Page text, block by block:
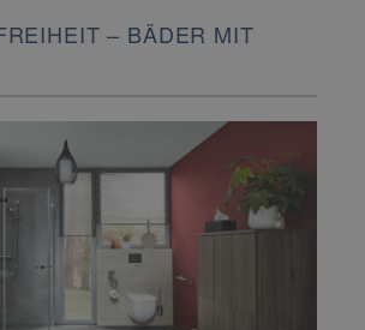
– BÄDER MIT